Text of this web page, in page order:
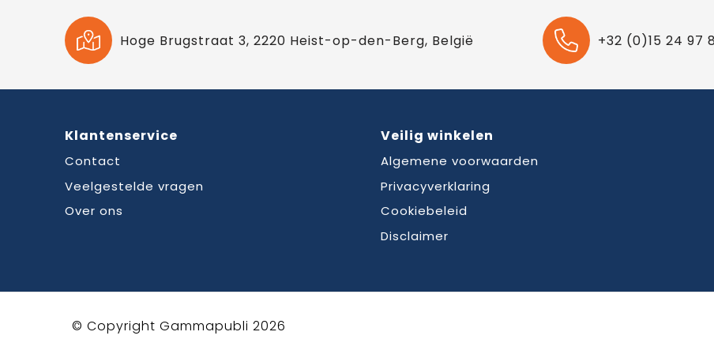
Hoge Brugstraat 3, 2220 Heist-op-den-Berg, België +32 (0)15 24 97
Klantenservice
Contact
Veelgestelde vragen
Over ons
Veilig winkelen
Algemene voorwaarden
Privacyverklaring
Cookiebeleid
Disclaimer
© Copyright Gammapubli 2026